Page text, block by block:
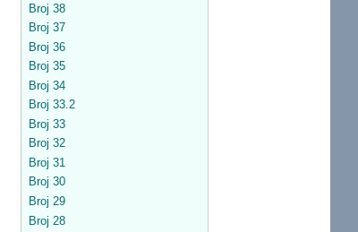
Broj 38
Broj 37
Broj 36
Broj 35
Broj 34
Broj 33.2
Broj 33
Broj 32
Broj 31
Broj 30
Broj 29
Broj 28